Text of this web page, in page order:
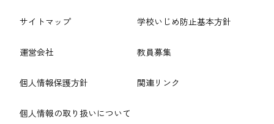
サイトマップ
運営会社
個人情報保護方針
個人情報の取り扱いについて
学校いじめ防止基本方針
教員募集
関連リンク